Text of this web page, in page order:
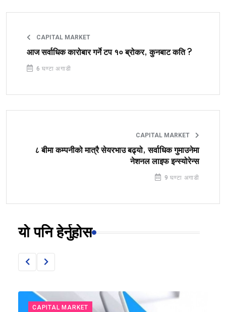
CAPITAL MARKET
आज सर्वाधिक कारोबार गर्ने टप १० ब्रोकर, कुनबाट कति ?
6 घण्टा अगाडी
CAPITAL MARKET
८ बीमा कम्पनीको मात्रै सेयरभाउ बढ्यो, सर्वाधिक गुमाउनेमा
नेशनल लाइफ इन्स्योरेन्स
9 घण्टा अगाडी
यो पनि हेर्नुहोस
CAPITAL MARKET